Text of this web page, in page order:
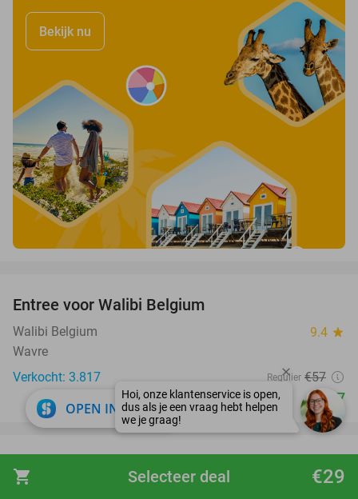
shopping_cart €29
Selecteer deal
Bekijk nu
Entree voor Walibi Belgium
Walibi Belgium 9.4 star
Wavre
Verkocht: 3.817
Regulier €57
€37
21%
favorite_border
All-You-Can-Eat Koreaanse barbecue (3 uur) +
wokbuffet + sushi + teppanyaki
OPEN IN APP close